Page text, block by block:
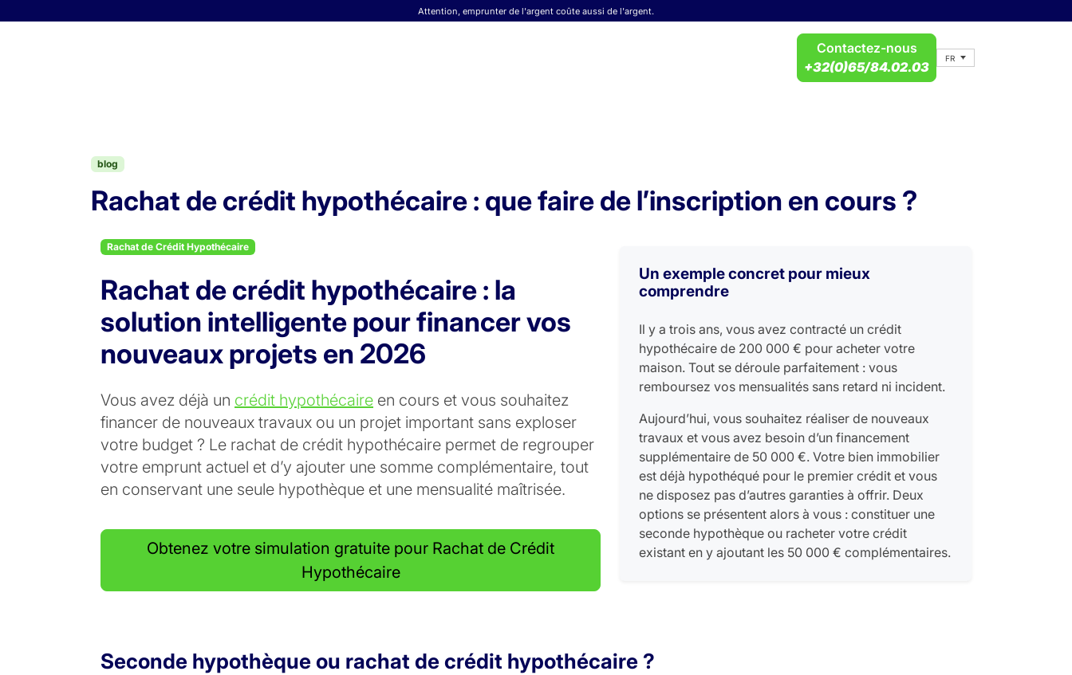
Attention, emprunter de l'argent coûte aussi de l'argent.
FR
Contactez-nous
+32(0)65/84.02.03
blog
Rachat de crédit hypothécaire : que faire de l’inscription en cours ?
Rachat de Crédit Hypothécaire
Rachat de crédit hypothécaire : la
solution intelligente pour financer vos
nouveaux projets en 2026
Vous avez déjà un crédit hypothécaire en cours et vous souhaitez
financer de nouveaux travaux ou un projet important sans exploser
votre budget ? Le rachat de crédit hypothécaire permet de regrouper
votre emprunt actuel et d’y ajouter une somme complémentaire, tout
en conservant une seule hypothèque et une mensualité maîtrisée.
Obtenez votre simulation gratuite pour Rachat de Crédit
Hypothécaire
Un exemple concret pour mieux
comprendre
Il y a trois ans, vous avez contracté un crédit
hypothécaire de 200 000 € pour acheter votre
maison. Tout se déroule parfaitement : vous
remboursez vos mensualités sans retard ni incident.
Aujourd’hui, vous souhaitez réaliser de nouveaux
travaux et vous avez besoin d’un financement
supplémentaire de 50 000 €. Votre bien immobilier
est déjà hypothéqué pour le premier crédit et vous
ne disposez pas d’autres garanties à offrir. Deux
options se présentent alors à vous : constituer une
seconde hypothèque ou racheter votre crédit
existant en y ajoutant les 50 000 € complémentaires.
Seconde hypothèque ou rachat de crédit hypothécaire ?